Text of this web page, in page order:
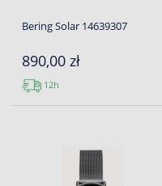
Bering Solar 14639307
890,00 zł
12h